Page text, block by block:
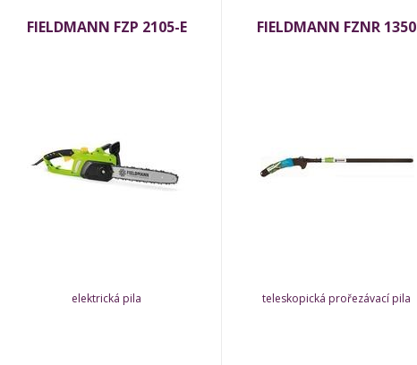
FIELDMANN FZP 2105-E
elektrická pila
FIELDMANN FZNR 1350
teleskopická prořezávací pila